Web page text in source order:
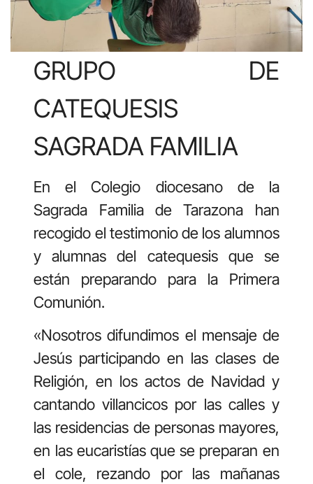
GRUPO DE
CATEQUESIS
SAGRADA FAMILIA
En el Colegio diocesano de la
Sagrada Familia de Tarazona han
recogido el testimonio de los alumnos
y alumnas del catequesis que se
están preparando para la Primera
Comunión.
«Nosotros difundimos el mensaje de
Jesús participando en las clases de
Religión, en los actos de Navidad y
cantando villancicos por las calles y
las residencias de personas mayores,
en las eucaristías que se preparan en
el cole, rezando por las mañanas